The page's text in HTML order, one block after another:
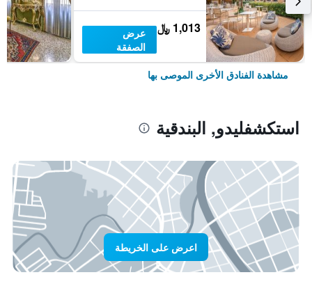
1,013 ﷼
عرض
الصفقة
مشاهدة الفنادق الأخرى الموصى بها
استكشفليدو, البندقية
اعرض على الخريطة